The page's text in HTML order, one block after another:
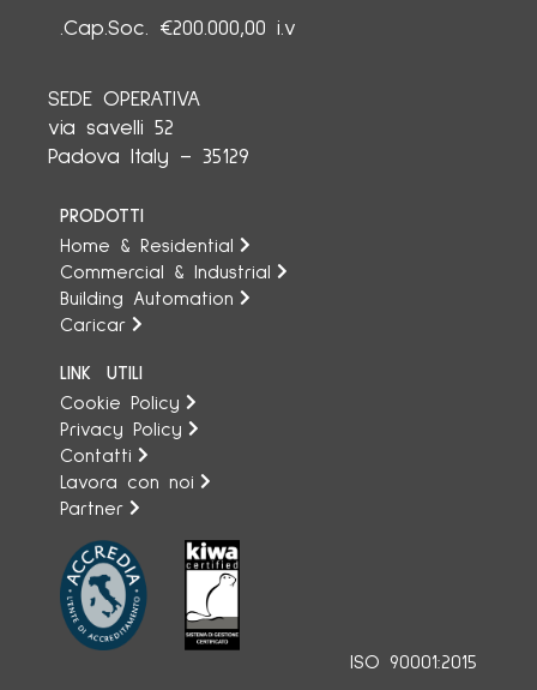
Cap.Soc. €200.000,00 i.v.
SEDE OPERATIVA
via savelli 52
35129 – Padova Italy
PRODOTTI
Home & Residential
Commercial & Industrial
Building Automation
Caricar
LINK UTILI
Cookie Policy
Privacy Policy
Contatti
Lavora con noi
Partner
ISO 90001:2015